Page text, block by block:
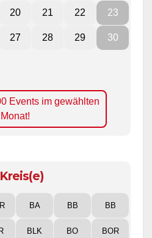
20 21 22 23
27 28 29 30
Events im gewählten
Monat!
BA BB BB
BLK BO BOR